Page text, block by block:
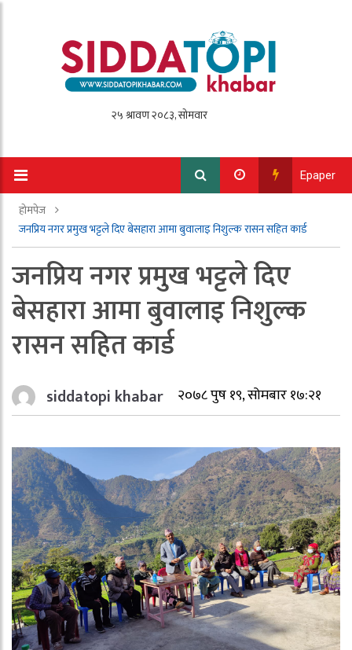
Epaper
होमपेज
जनप्रिय नगर प्रमुख भट्टले दिए बेसहारा आमा बुवालाइ निशुल्क रासन सहित कार्ड
जनप्रिय नगर प्रमुख भट्टले दिए
बेसहारा आमा बुवालाइ निशुल्क
रासन सहित कार्ड
siddatopi khabar २०७८ पुष १९, सोमबार १७:२१